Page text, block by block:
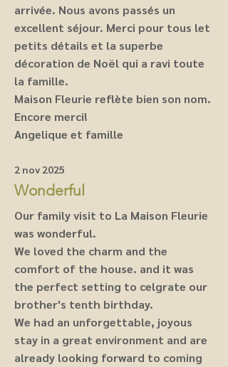
arrivée. Nous avons passés un
excellent séjour. Merci pour tous let
petits détails et la superbe
décoration de Noël qui a ravi toute
la famille.
Maison Fleurie reflète bien son nom.
Encore merci!
Angelique et famille
2 nov 2025
Wonderful
Our family visit to La Maison Fleurie
was wonderful.
We loved the charm and the
comfort of the house. and it was
the perfect setting to celgrate our
brother's tenth birthday.
We had an unforgettable, joyous
stay in a great environment and are
already looking forward to coming